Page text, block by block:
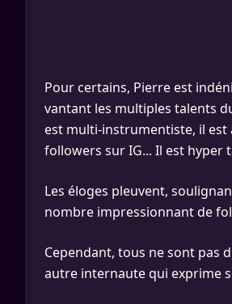
Pour certains, Pierre est
vantant les multiples talents
est multi-instrumentiste, il est
followers sur IG... Il est hyper
Les éloges pleuvent,
nombre impressionnant de
Cependant, tous ne sont pas
autre internaute qui exprime